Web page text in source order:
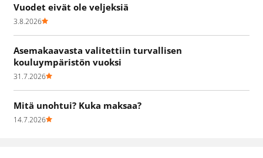
Vuodet eivät ole veljeksiä
3.8.2026
Asemakaavasta valitettiin turvallisen
kouluympäristön vuoksi
31.7.2026
Mitä unohtui? Kuka maksaa?
14.7.2026